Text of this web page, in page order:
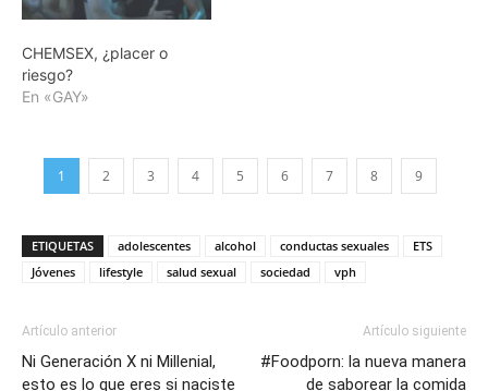
CHEMSEX, ¿placer o
riesgo?
En «GAY»
1 2 3 4 5 6 7 8 9
ETIQUETAS adolescentes alcohol conductas sexuales
ETS
Jóvenes
lifestyle salud sexual sociedad vph
Artículo anterior
Ni Generación X ni Millenial,
esto es lo que eres si naciste
Artículo siguiente
#Foodporn: la nueva manera
de saborear la comida